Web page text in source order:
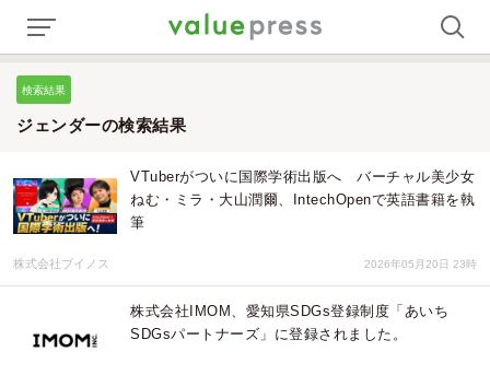
検索結果
ジェンダーの検索結果
VTuberがついに国際学術出版へ バーチャル美少女
ねむ・ミラ・大山潤爾、IntechOpenで英語書籍を執
筆
株式会社ブイノス 2026年05月20日 23時
株式会社IMOM、愛知県SDGs登録制度「あいち
SDGsパートナーズ」に登録されました。